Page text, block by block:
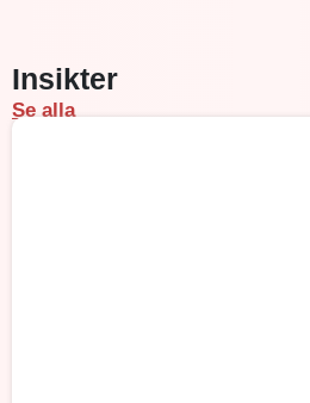
Insikter
Se alla